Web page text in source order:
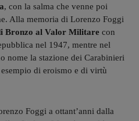
, con la salma che venne poi
Alla memoria di Lorenzo Foggi
Bronzo al Valor Militare con
nel 1947, mentre nel
nome la stazione dei Carabinieri
di eroismo e di virtù
Foggi a ottant’anni dalla